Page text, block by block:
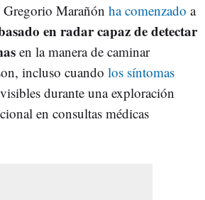
Marañón ha comenzado a
en radar capaz de detectar
en la manera de caminar
incluso cuando los síntomas
durante una exploración
en consultas médicas